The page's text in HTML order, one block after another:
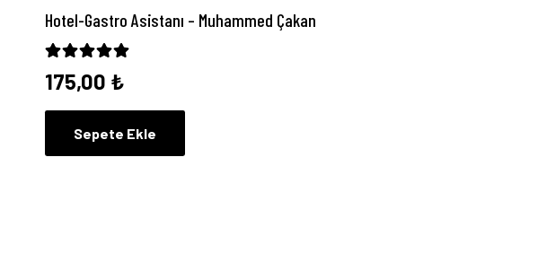
Hotel-Gastro Asistanı – Muhammed Çakan
175,00 ₺
Sepete Ekle